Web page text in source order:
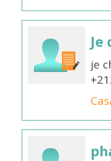
je